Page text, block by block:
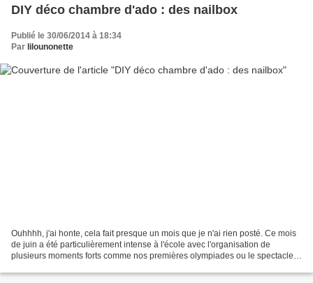
DIY déco chambre d'ado : des nailbox
Publié le 30/06/2014 à 18:34
Par lilounonette
Ouhhhh, j'ai honte, cela fait presque un mois que je n'ai rien posté. Ce mois
de juin a été particulièrement intense à l'école avec l'organisation de
plusieurs moments forts comme nos premières olympiades ou le spectacle